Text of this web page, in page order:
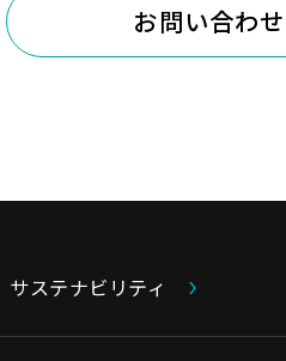
お問い合わせ
サステナビリティ